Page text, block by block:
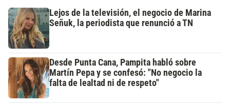
Lejos de la televisión, el negocio de Marina
Señuk, la periodista que renunció a TN
Desde Punta Cana, Pampita habló sobre
Martín Pepa y se confesó: "No negocio la
falta de lealtad ni de respeto"